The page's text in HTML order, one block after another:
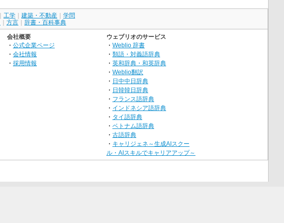
工学 建築・不動産
学問
方言 辞書・百科事典
会社概要
・ 公式企業ページ
・ 会社情報
・ 採用情報
ウェブリオのサービス
・ Weblio 辞書
・ 類語・対義語辞典
・ 英和辞典・和英辞典
・ Weblio翻訳
・ 日中中日辞典
・ 日韓韓日辞典
・ フランス語辞典
・ インドネシア語辞典
・ タイ語辞典
・ ベトナム語辞典
・ 古語辞典
・ キャリジェネ～生成AIスクー
ル・AIスキルでキャリアアップ～